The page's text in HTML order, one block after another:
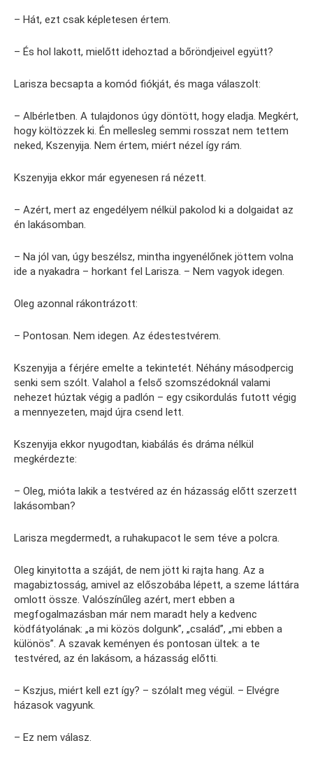
– Hát, ezt csak képletesen értem.
– És hol lakott, mielőtt idehoztad a bőröndjeivel együtt?
Larisza becsapta a komód fiókját, és maga válaszolt:
– Albérletben. A tulajdonos úgy döntött, hogy eladja. Megkért,
hogy költözzek ki. Én mellesleg semmi rosszat nem tettem
neked, Kszenyija. Nem értem, miért nézel így rám.
Kszenyija ekkor már egyenesen rá nézett.
– Azért, mert az engedélyem nélkül pakolod ki a dolgaidat az
én lakásomban.
– Na jól van, úgy beszélsz, mintha ingyenélőnek jöttem volna
ide a nyakadra – horkant fel Larisza. – Nem vagyok idegen.
Oleg azonnal rákontrázott:
– Pontosan. Nem idegen. Az édestestvérem.
Kszenyija a férjére emelte a tekintetét. Néhány másodpercig
senki sem szólt. Valahol a felső szomszédoknál valami
nehezet húztak végig a padlón – egy csikordulás futott végig
a mennyezeten, majd újra csend lett.
Kszenyija ekkor nyugodtan, kiabálás és dráma nélkül
megkérdezte:
– Oleg, mióta lakik a testvéred az én házasság előtt szerzett
lakásomban?
Larisza megdermedt, a ruhakupacot le sem téve a polcra.
Oleg kinyitotta a száját, de nem jött ki rajta hang. Az a
magabiztosság, amivel az előszobába lépett, a szeme láttára
omlott össze. Valószínűleg azért, mert ebben a
megfogalmazásban már nem maradt hely a kedvenc
ködfátyolának: „a mi közös dolgunk”, „család”, „mi ebben a
különös”. A szavak keményen és pontosan ültek: a te
testvéred, az én lakásom, a házasság előtti.
– Kszjus, miért kell ezt így? – szólalt meg végül. – Elvégre
házasok vagyunk.
– Ez nem válasz.